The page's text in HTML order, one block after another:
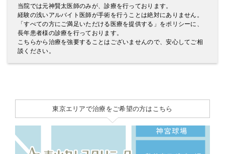
当院では元神賢太医師のみが、診療を行っております。
経験の浅いアルバイト医師が手術を行うことは絶対にありません。
「すべての方にご満足いただける医療を提供する」をポリシーに、
長年患者様の診療を行っております。
こちらから治療を強要することはございませんので、安心してご相
談ください。
東京エリアで治療をご希望の方はこちら